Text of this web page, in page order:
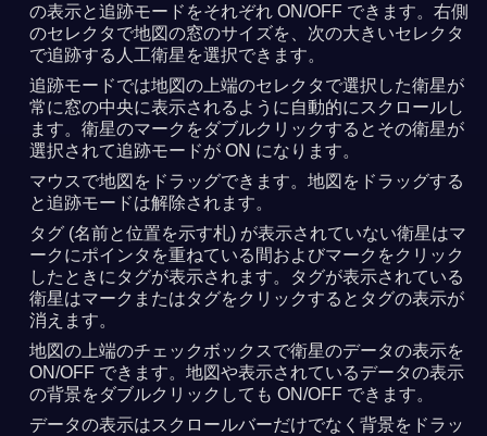
の表示と追跡モードをそれぞれ ON/OFF できます。右側
のセレクタで地図の窓のサイズを、次の大きいセレクタ
で追跡する人工衛星を選択できます。
追跡モードでは地図の上端のセレクタで選択した衛星が
常に窓の中央に表示されるように自動的にスクロールし
ます。衛星のマークをダブルクリックするとその衛星が
選択されて追跡モードが ON になります。
マウスで地図をドラッグできます。地図をドラッグする
と追跡モードは解除されます。
タグ (名前と位置を示す札) が表示されていない衛星はマ
ークにポインタを重ねている間およびマークをクリック
したときにタグが表示されます。タグが表示されている
衛星はマークまたはタグをクリックするとタグの表示が
消えます。
地図の上端のチェックボックスで衛星のデータの表示を
ON/OFF できます。地図や表示されているデータの表示
の背景をダブルクリックしても ON/OFF できます。
データの表示はスクロールバーだけでなく背景をドラッ